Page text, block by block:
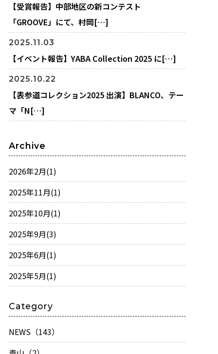
【受賞報告】中部地区の新コンテスト
「GROOVE」にて、村岡[…]
2025.11.03
【イベント報告】YABA Collection 2025 に[…]
2025.10.22
【表参道コレクション2025 出演】BLANCO、テー
マ「N[…]
Archive
2026年2月(1)
2025年11月(1)
2025年10月(1)
2025年9月(3)
2025年6月(1)
2025年5月(1)
Category
NEWS（143）